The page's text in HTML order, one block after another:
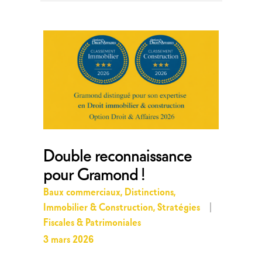
Double reconnaissance
pour Gramond !
Baux commerciaux, Distinctions,
Immobilier & Construction,Stratégies
Fiscales & Patrimoniales
3 mars 2026